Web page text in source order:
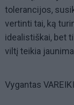
tolerancijos,
vertinti tai, ką
idealistiškai, bet
viltį teikia
Vygantas